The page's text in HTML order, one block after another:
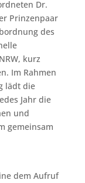
Dr.
Prinzenpaar
des
kurz
Im Rahmen
lädt die
Jahr die
und
gemeinsam
dem Aufruf